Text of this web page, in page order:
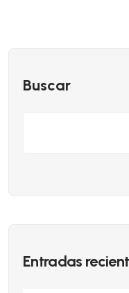
Buscar
Entradas